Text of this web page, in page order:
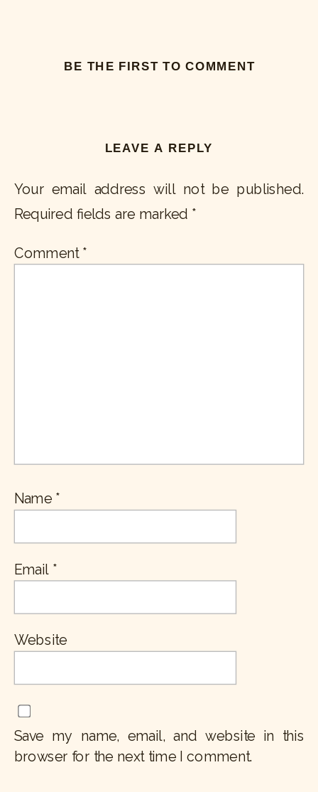
BE THE FIRST TO COMMENT
LEAVE A REPLY
Your email address will not be published.
Required fields are marked *
Comment *
Name *
Email *
Website
Save my name, email, and website in this
browser for the next time I comment.